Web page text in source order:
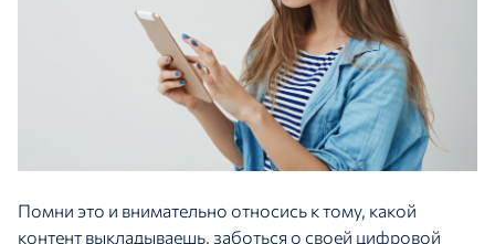
Помни это и внимательно относись к тому, какой
контент выкладываешь, заботься о своей цифровой